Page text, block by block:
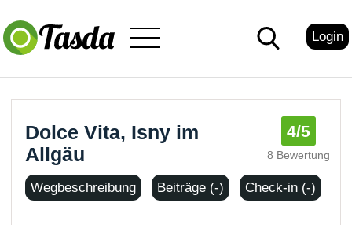
Login
Dolce Vita, Isny im
Allgäu
4/5
8 Bewertung
Wegbeschreibung Beiträge (-) Check-in (-)